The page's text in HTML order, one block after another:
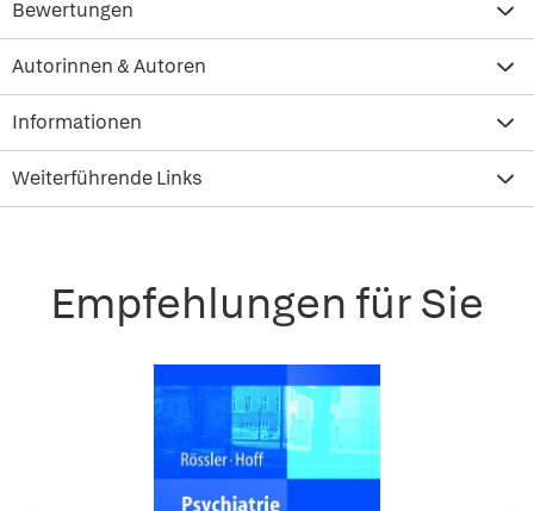
Bewertungen
Autorinnen & Autoren
Informationen
Weiterführende Links
Empfehlungen für Sie